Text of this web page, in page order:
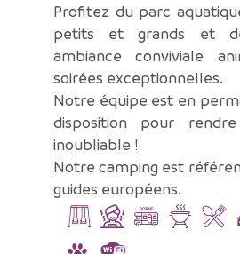
Profitez du parc
petits et grands et
ambiance conviviale
soirées exceptionnelles.
Notre équipe est en
disposition pour
inoubliable !
Notre camping est
guides européens.